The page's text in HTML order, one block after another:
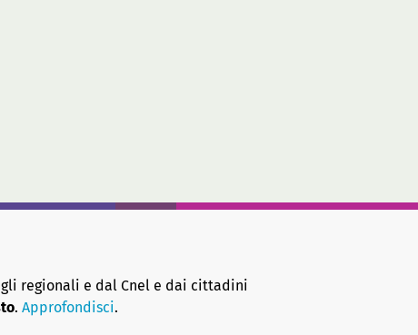
regionali e dal Cnel e dai cittadini
. Approfondisci.